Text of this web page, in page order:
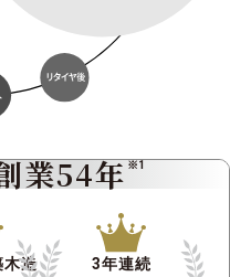
業54年※1
木造
3年連続